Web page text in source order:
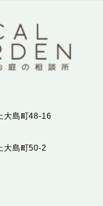
大島町48-16
大島町50-2